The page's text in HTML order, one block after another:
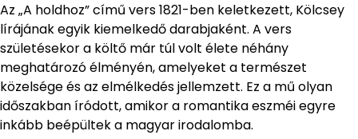
Az „A holdhoz” című vers 1821-ben keletkezett, Kölcsey
lírájának egyik kiemelkedő darabjaként. A vers
születésekor a költő már túl volt élete néhány
meghatározó élményén, amelyeket a természet
közelsége és az elmélkedés jellemzett. Ez a mű olyan
időszakban íródott, amikor a romantika eszméi egyre
inkább beépültek a magyar irodalomba.